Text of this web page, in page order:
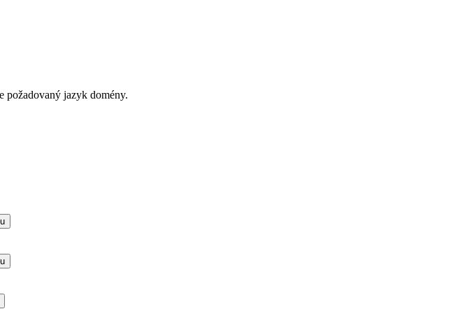
požadovaný jazyk domény.